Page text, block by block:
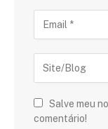
Salve meu
comentário!